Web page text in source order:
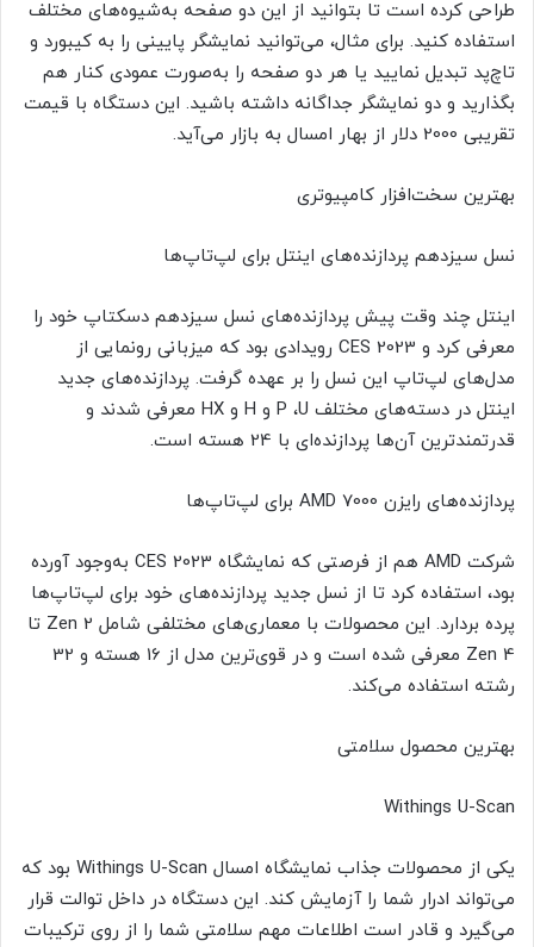
طراحی کرده است تا بتوانید از این دو صفحه به‌شیوه‌های مختلف
استفاده کنید. برای مثال، می‌توانید نمایشگر پایینی را به کیبورد و
تاچ‌پد تبدیل نمایید یا هر دو صفحه را به‌صورت عمودی کنار هم
بگذارید و دو نمایشگر جداگانه داشته باشید. این دستگاه با قیمت
تقریبی 2000 دلار از بهار امسال به بازار می‌آید.
بهترین سخت‌افزار کامپیوتری
نسل سیزدهم پردازنده‌های اینتل برای لپ‌تاپ‌ها
اینتل چند وقت پیش پردازنده‌های نسل سیزدهم دسکتاپ خود را
معرفی کرد و CES 2023 رویدادی بود که میزبانی رونمایی از
مدل‌های لپ‌تاپ این نسل را بر عهده گرفت. پردازنده‌های جدید
اینتل در دسته‌های مختلف P ،U و H و HX معرفی شدند و
قدرتمندترین آن‌ها پردازنده‌ای با 24 هسته است.
پردازنده‌های رایزن AMD 7000 برای لپ‌تاپ‌ها
شرکت AMD هم از فرصتی که نمایشگاه CES 2023 به‌وجود آورده
بود، استفاده کرد تا از نسل جدید پردازنده‌های خود برای لپ‌تاپ‌ها
پرده بردارد. این محصولات با معماری‌های مختلفی شامل Zen 2 تا
Zen 4 معرفی شده است و در قوی‌ترین مدل از 16 هسته و 32
رشته استفاده می‌کند.
بهترین محصول سلامتی
Withings U-Scan
یکی از محصولات جذاب نمایشگاه امسال Withings U-Scan بود که
می‌تواند ادرار شما را آزمایش کند. این دستگاه در داخل توالت قرار
می‌گیرد و قادر است اطلاعات مهم سلامتی شما را از روی ترکیبات